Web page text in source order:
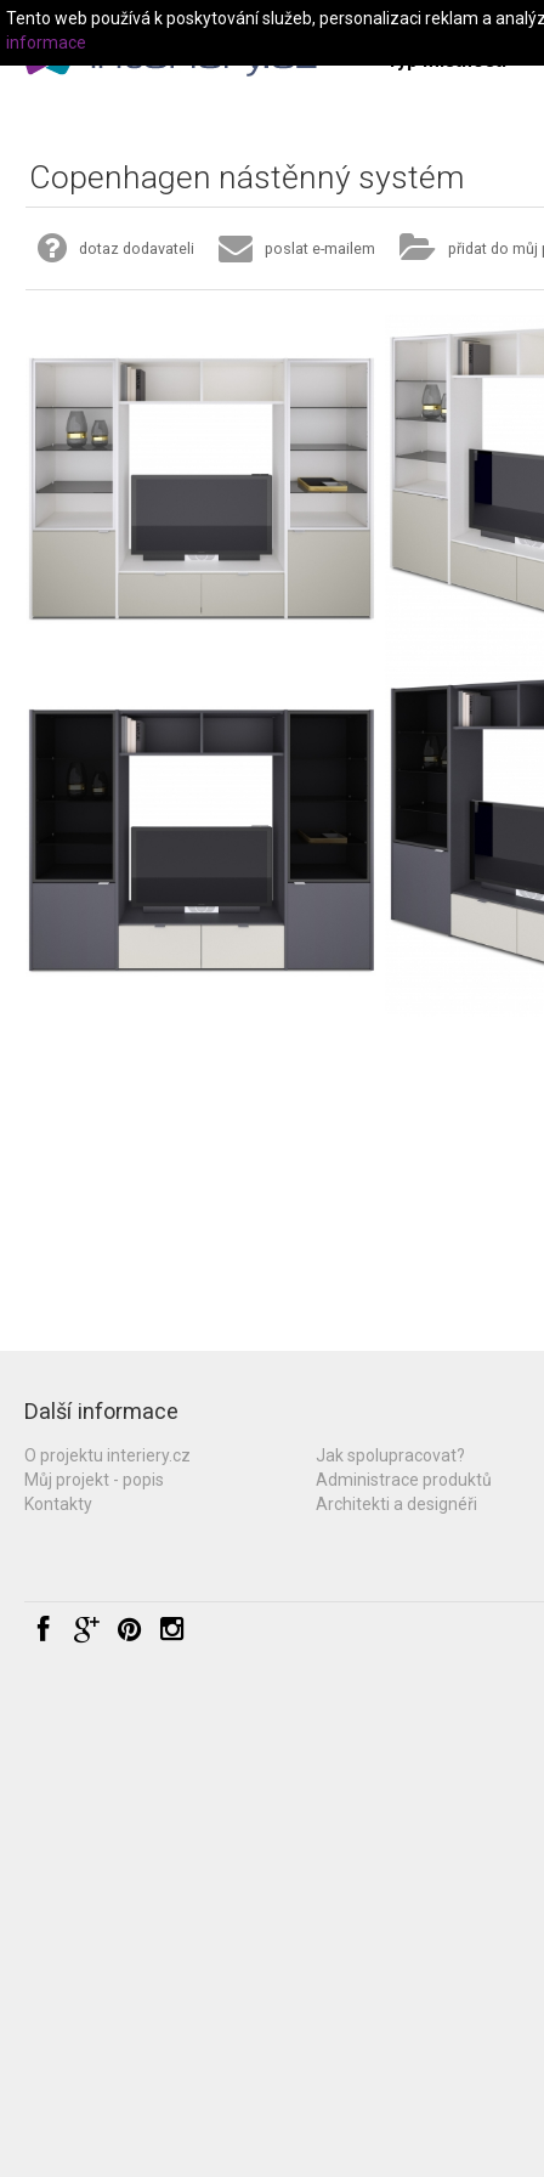
Typ místnosti
Copenhagen nástěnný systém
dotaz dodavateli poslat e-mailem přidat do můj
Další informace
O projektu interiery.cz
Můj projekt - popis
Kontakty
Jak spolupracovat?
Administrace produktů
Architekti a designéři
Tento web používá k poskytování služeb, personalizaci reklam a
informace